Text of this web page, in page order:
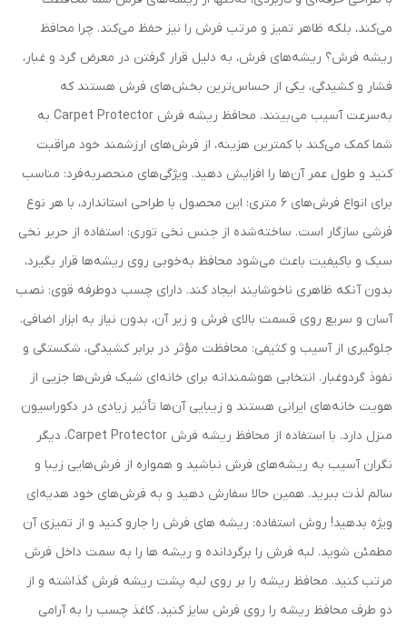
می‌کند، بلکه ظاهر تمیز و مرتب فرش را نیز حفظ می‌کند. چرا محافظ
ریشه فرش؟ ریشه‌های فرش، به دلیل قرار گرفتن در معرض گرد و غبار،
فشار و کشیدگی، یکی از حساس‌ترین بخش‌های فرش هستند که
به‌سرعت آسیب می‌بینند. محافظ ریشه فرش Carpet Protector به
شما کمک می‌کند با کمترین هزینه، از فرش‌های ارزشمند خود مراقبت
کنید و طول عمر آن‌ها را افزایش دهید. ویژگی‌های منحصربه‌فرد: مناسب
برای انواع فرش‌های 6 متری: این محصول با طراحی استاندارد، با هر نوع
فرشی سازگار است. ساخته‌شده از جنس نخی توری: استفاده از حریر نخی
سبک و باکیفیت باعث می‌شود محافظ به‌خوبی روی ریشه‌ها قرار بگیرد،
بدون آنکه ظاهری ناخوشایند ایجاد کند. دارای چسب دوطرفه قوی: نصب
آسان و سریع روی قسمت بالای فرش و زیر آن، بدون نیاز به ابزار اضافی.
جلوگیری از آسیب و کثیفی: محافظت مؤثر در برابر کشیدگی، شکستگی و
نفوذ گردوغبار. انتخابی هوشمندانه برای خانه‌ای شیک فرش‌ها جزیی از
هویت خانه‌های ایرانی هستند و زیبایی آن‌ها تأثیر زیادی در دکوراسیون
منزل دارد. با استفاده از محافظ ریشه فرش Carpet Protector، دیگر
نگران آسیب به ریشه‌های فرش نباشید و همواره از فرش‌هایی زیبا و
سالم لذت ببرید. همین حالا سفارش دهید و به فرش‌های خود هدیه‌ای
ویژه بدهید! روش استفاده: ریشه های فرش را جارو کنید و از تمیزی آن
مطمئن شوید. لبه فرش را برگردانده و ریشه ها را به سمت داخل فرش
مرتب کنید. محافظ ریشه را بر روی لبه پشت ریشه فرش گذاشته و از
دو طرف محافظ ریشه را روی فرش سایز کنید. کاغذ چسب را به آرامی